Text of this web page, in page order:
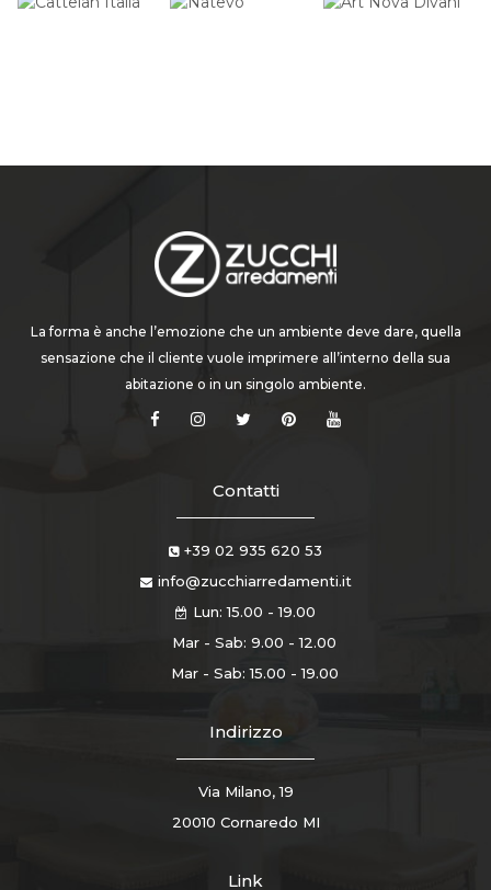
La forma è anche l’emozione che un ambiente deve dare, quella
sensazione che il cliente vuole imprimere all’interno della sua
abitazione o in un singolo ambiente.
Contatti
+39 02 935 620 53
info@zucchiarredamenti.it
Lun: 15.00 - 19.00
Mar - Sab: 9.00 - 12.00
Mar - Sab: 15.00 - 19.00
Indirizzo
Via Milano, 19
20010 Cornaredo MI
Link